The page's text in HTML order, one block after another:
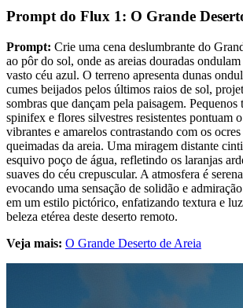
Prompt do Flux 1: O Grande
Prompt: Crie uma cena deslumbrante do
ao pôr do sol, onde as areias douradas
vasto céu azul. O terreno apresenta dunas
cumes beijados pelos últimos raios de sol,
sombras que dançam pela paisagem.
spinifex e flores silvestres resistentes pontuam
vibrantes e amarelos contrastando com os ocres
queimadas da areia. Uma miragem distante
esquivo poço de água, refletindo os laranjas
suaves do céu crepuscular. A atmosfera é
evocando uma sensação de solidão e
em um estilo pictórico, enfatizando textura e
beleza etérea deste deserto remoto.
Veja mais: O Grande Deserto de Areia